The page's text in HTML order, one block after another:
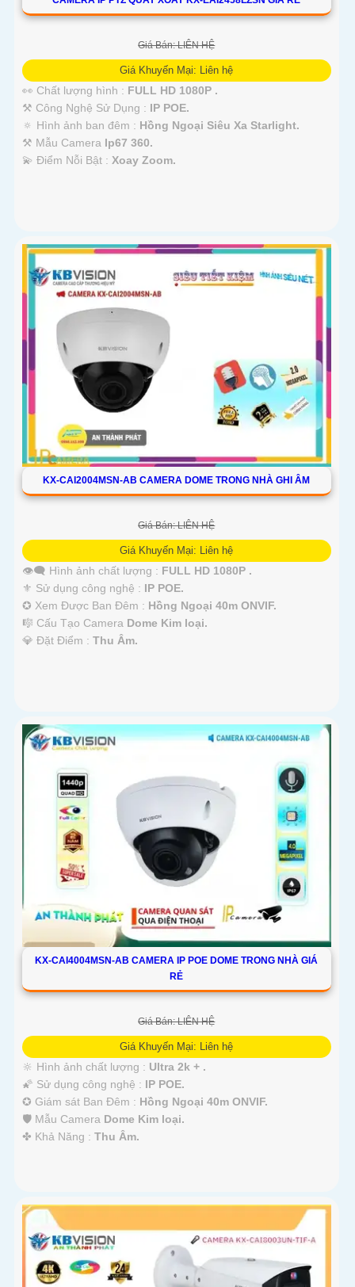
Giá Bán: LIÊN HỆ
Giá Khuyến Mại: Liên hệ
👀 Chất lượng hình : FULL HD 1080P .
⚒ Công Nghệ Sử Dụng : IP POE.
🔅 Hình ảnh ban đêm : Hồng Ngoại Siêu Xa Starlight.
⚒ Mẫu Camera Ip67 360.
️💫 Điểm Nỗi Bật : Xoay Zoom.
KX-CAI2004MSN-AB CAMERA DOME TRONG NHÀ GHI ÂM
Giá Bán: LIÊN HỆ
Giá Khuyến Mại: Liên hệ
👁️‍🗨 Hình ảnh chất lượng : FULL HD 1080P .
⚜️ Sử dụng công nghệ : IP POE.
✪ Xem Được Ban Đêm : Hồng Ngoại 40m ONVIF.
🎼️ Cấu Tạo Camera Dome Kim loại.
️💎 Đặt Điểm : Thu Âm.
KX-CAI4004MSN-AB CAMERA IP POE DOME TRONG NHÀ GIÁ
RẺ
Giá Bán: LIÊN HỆ
Giá Khuyến Mại: Liên hệ
🔆 Hình ảnh chất lượng : Ultra 2k + .
🌠 Sử dụng công nghệ : IP POE.
✪ Giám sát Ban Đêm : Hồng Ngoại 40m ONVIF.
🛡 Mẫu Camera Dome Kim loại.
️✤ Khả Năng : Thu Âm.